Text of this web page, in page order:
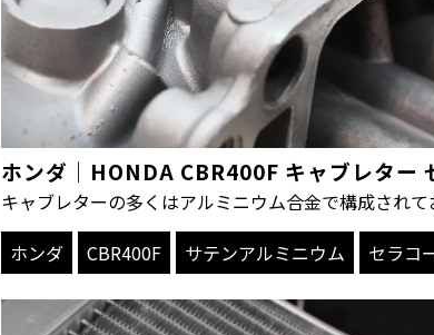
ホンダ｜HONDA CBR400F キャブレター
キャブレターの多くはアルミニウム合金で構成され
ホンダ
CBR400F サテンアルミニウム セラコ